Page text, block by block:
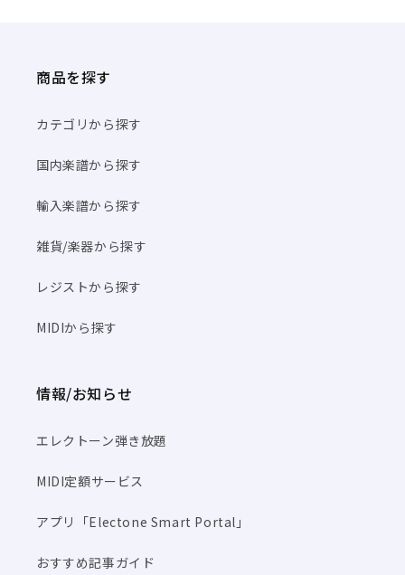
商品を探す
カテゴリから探す
国内楽譜から探す
輸入楽譜から探す
雑貨/楽器から探す
レジストから探す
MIDIから探す
情報/お知らせ
エレクトーン弾き放題
MIDI定額サービス
アプリ「Electone Smart Portal」
おすすめ記事ガイド